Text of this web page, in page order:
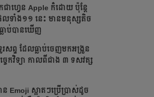
ជាហ្វេន Apple ក៏ដោយ ប៉ុន្ដែ
ទាំង១១ នេះ មានមនុស្សតិច
ាប់បានឃើញ
សព្ទ ដែលធ្លាប់ចេញមកអង្រួន
េកវិទ្យា កាលពីជាង ៣ ទសវត្ស
ន Emoji ស្អាតៗប្រើប្រាស់ដូច